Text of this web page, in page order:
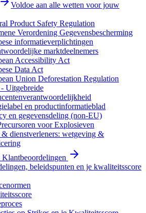
Voldoe aan alle wetten voor jouw
Product Safety Regulation
Verordening Gegevensbescherming
informatieverplichtingen
marktdeelnemers
Accessibility Act
Data Act
Union Deforestation Regulation
Uitgebreide
en productinformatieblad
en gegevensdeling (non-EU)
voor Explosieven
dienstverleners: wetgeving &
Klantbeoordelingen
beleidspunten en je kwaliteitsscore